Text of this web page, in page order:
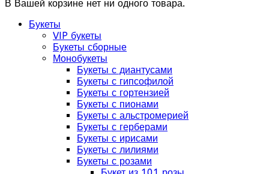
В Вашей корзине нет ни одного товара.
Букеты
VIP букеты
Букеты сборные
Монобукеты
Букеты с диантусами
Букеты с гипсофилой
Букеты с гортензией
Букеты с пионами
Букеты с альстромерией
Букеты с герберами
Букеты с ирисами
Букеты с лилиями
Букеты с розами